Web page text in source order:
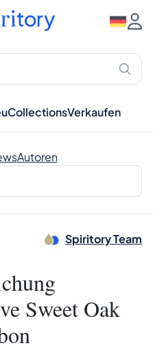
CollectionsVerkaufen
Autoren
Spiritory Team
Sweet Oak